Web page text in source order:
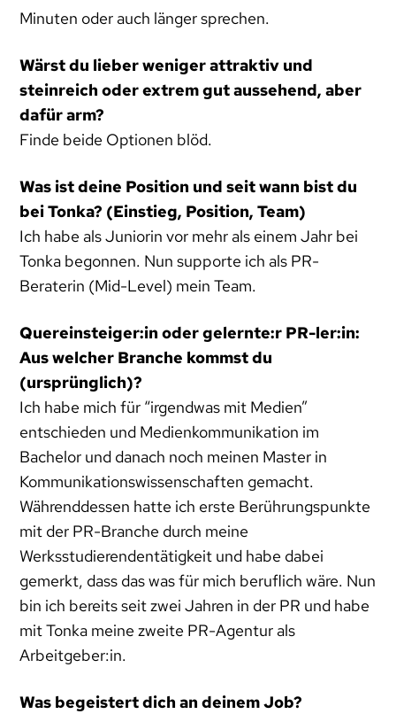
Minuten oder auch länger sprechen.
Wärst du lieber weniger attraktiv und
steinreich oder extrem gut aussehend, aber
dafür arm?
Finde beide Optionen blöd.
Was ist deine Position und seit wann bist du
bei Tonka? (Einstieg, Position, Team)
Ich habe als Juniorin vor mehr als einem Jahr bei
Tonka begonnen. Nun supporte ich als PR-
Beraterin (Mid-Level) mein Team.
Quereinsteiger:in oder gelernte:r PR-ler:in:
Aus welcher Branche kommst du
(ursprünglich)?
Ich habe mich für “irgendwas mit Medien”
entschieden und Medienkommunikation im
Bachelor und danach noch meinen Master in
Kommunikationswissenschaften gemacht.
Währenddessen hatte ich erste Berührungspunkte
mit der PR-Branche durch meine
Werksstudierendentätigkeit und habe dabei
gemerkt, dass das was für mich beruflich wäre. Nun
bin ich bereits seit zwei Jahren in der PR und habe
mit Tonka meine zweite PR-Agentur als
Arbeitgeber:in.
Was begeistert dich an deinem Job?